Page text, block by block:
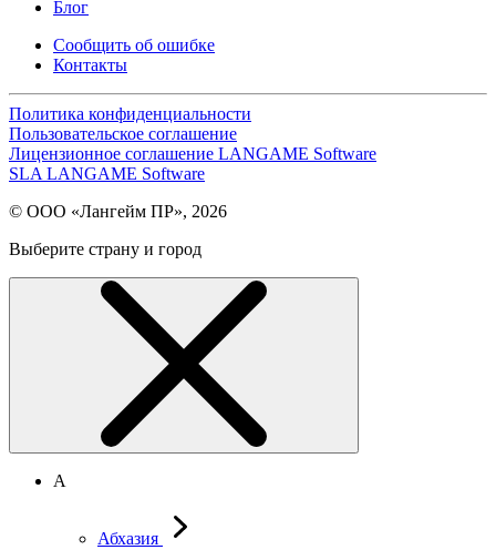
Блог
Сообщить об ошибке
Контакты
Политика конфиденциальности
Пользовательское соглашение
Лицензионное соглашение LANGAME Software
SLA LANGAME Software
© ООО «Лангейм ПР», 2026
Выберите страну и город
А
Абхазия